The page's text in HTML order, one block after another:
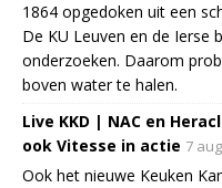
1864 opgedoken uit een
De KU Leuven en de Ierse
onderzoeken. Daarom
boven water te halen.
Live KKD | NAC en
ook Vitesse in actie 7
Ook het nieuwe Keuken